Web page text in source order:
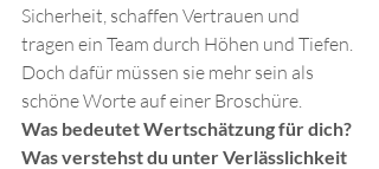
Sicherheit, schaffen Vertrauen und
tragen ein Team durch Höhen und Tiefen.
Doch dafür müssen sie mehr sein als
schöne Worte auf einer Broschüre.
Was bedeutet Wertschätzung für dich?
Was verstehst du unter Verlässlichkeit